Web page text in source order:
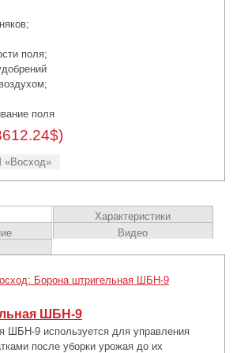
поля;
поля
«Восход»
Характеристики
Видео
ШБН-9
ШБН-9 используется для управления
после уборки урожая до их